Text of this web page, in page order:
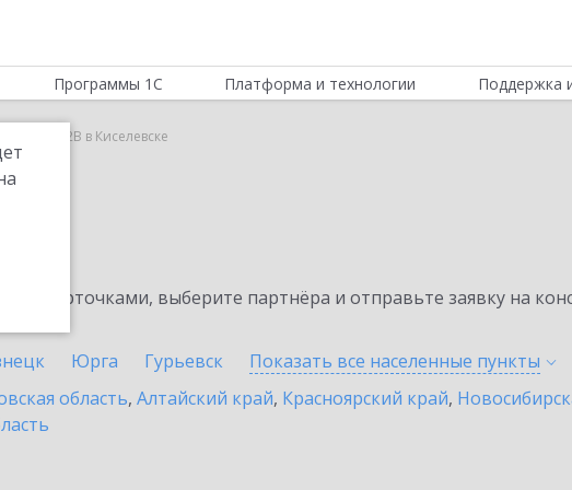
Программы 1С Платформа и технологии Поддержка
1С:СБП C2B в Киселевске
карточками, выберите партнёра и отправьте заявку на
Юрга Гурьевск Показать все населенные пункты
область, Алтайский край, Красноярский край,